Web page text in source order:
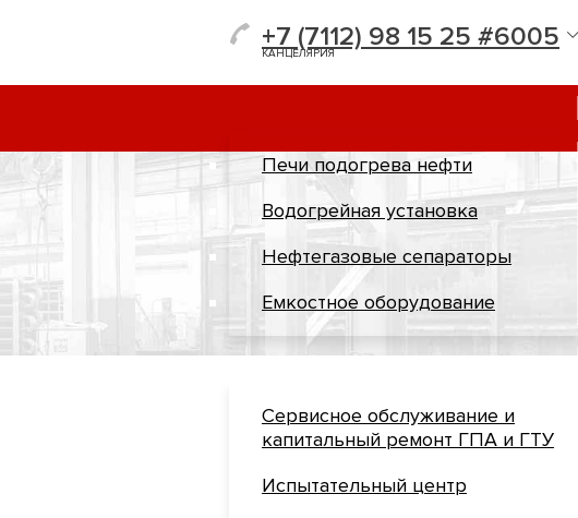
+7 (7112) 98 15 25 #6005
КАНЦЕЛЯРИЯ
Печи подогрева нефти
Водогрейная установка
Нефтегазовые сепараторы
Емкостное оборудование
Сервисное обслуживание и
капитальный ремонт ГПА и ГТУ
Испытательный центр